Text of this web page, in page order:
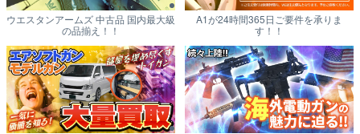
ウエスタンアームズ 中古品 国内最大級
の品揃え！！
A1が24時間365日ご要件を承りま
す！！